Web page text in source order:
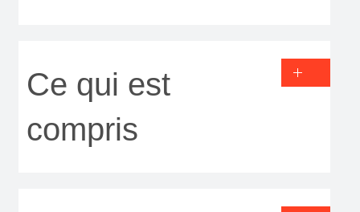
Ce qui est
compris